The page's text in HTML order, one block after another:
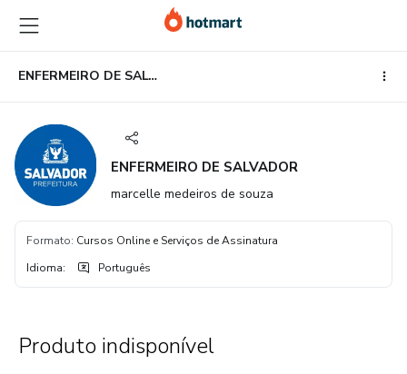
para
o
conteúdo
principal
para
o
pagamento
para
o
rodapé
ENFERMEIRO DE SALVADOR
ENFERMEIRO DE SALVADOR
marcelle medeiros de souza
Formato: Cursos Online e Serviços de Assinatura
Idioma: Português
Produto indisponível